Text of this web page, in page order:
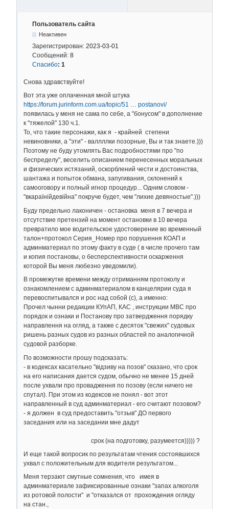
Пользователь сайта
Неактивен
Зарегистрирован: 2023-03-01
Сообщений: 8
Спасибо: 1
Снова здравствуйте!
Вот эта уже оплаченная мной штука
https://forum.jurinform.com.ua/topic/51 … postanovi/
появилась у меня не сама по себе, а "бонусом" в дополнение
к "тяжелой" 130 ч.1.
То, что такие персонажи, как я - крайней степени
невиновники, а "эти" - валлллки позорные, Вы и так знаете.)))
Поэтому не буду утомлять Вас подробностями про "по
беспределу", веселить описанием перенесенных моральных
и физических истязаний, оскорблений чести и достоинства,
шантажа и попыток обмана, запугивания, склонений к
самооговору и полный игнор процедур... Одним словом -
"вкараїнійдевійна" покруче будет, чем "лихие девяностые".)))
Буду предельно лаконичен - остановка меня в 7 вечера и
отсутствие претензий на момент остановки в 10 вечера
превратило мое водительское удостоверение во временный
талон+протокол Серия_Номер про порушення КОАП и
админматериал по этому факту в суде ( в числе прочего там
и копия постановы, о бесперспективности оскарження
которой Вы меня любезно уведомили).
В промежутке времени между отриманням протоколу и
ознакомлением с админматериалом в канцелярии суда я
перевоспитывался и рос над собой (с), а именно:
Прочел чынни редакции КУпАП, КАС , инструкции МВС про
порядок и ознаки и Постанову про затвердження порядку
направлення на огляд, а также с десяток "свежих" судовых
ришень разных судов из разных областей по аналогичной
судовой разборке.
По возможности прошу подсказать:
- в кодексах касательно "відзиву на позов" сказано, что срок
на его написания дается судом, обычно не менее 15 дней
после ухвали про провадження по позову (если ничего не
спутал). При этом из кодексов не понял - вот этот
направленный в суд админматериал - его считают позовом?
- я должен в суд предоставить "отзыв" ДО первого
заседания или на заседании мне дадут
срок (на подготовку, разумеется))))) ?
И еще такой вопросик по результатам чтения состоявшихся
ухвал с положительным для водителя результатом...
Меня терзают смутные сомнения, что имея в
админматериале зафиксированные ознаки "запах алкоголя
из ротовой полости" и "отказался от прохождения огляду
на стан.,